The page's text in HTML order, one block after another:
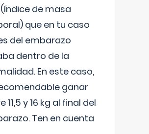
(índice de masa
que en tu caso
del embarazo
dentro de la
En este caso,
ganar
11,5 y 16 kg al final del
Ten en cuenta